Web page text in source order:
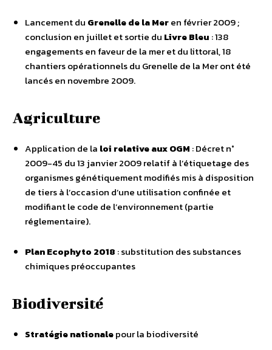
Lancement du Grenelle de la Meren février 2009 ;
conclusion en juillet et sortie du Livre Bleu : 138
engagements en faveur de la mer et du littoral, 18
chantiers opérationnels du Grenelle de la Mer ont été
lancés en novembre 2009.
Agriculture
Application de la loi relative aux OGM : Décret n°
2009-45 du 13 janvier 2009 relatif à l’étiquetage des
organismes génétiquement modifiés mis à disposition
de tiers à l’occasion d’une utilisation confinée et
modifiant le code de l’environnement (partie
réglementaire).
Plan Ecophyto 2018 : substitution des substances
chimiques préoccupantes
Biodiversité
Stratégie nationalepour la biodiversité